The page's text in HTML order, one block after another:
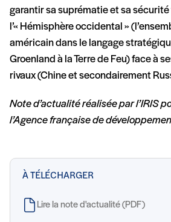
garantir sa suprématie et sa
l’« Hémisphère occidental »
américain dans le langage
Groenland à la Terre de Feu) face à
rivaux (Chine et secondairement
Note d’actualité réalisée par l’IRIS
l’Agence française de
À TÉLÉCHARGER
Lire la note d'actualité (PDF)